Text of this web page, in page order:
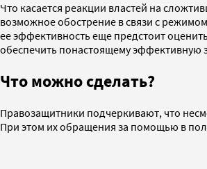
Что касается реакции властей на
возможное обострение в связи с
ее эффективность еще предстоит
обеспечить понастоящему эффективную
Что можно сделать?
Правозащитники подчеркивают, что
При этом их обращения за помощью в